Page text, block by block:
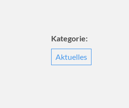
Kategorie:
Aktuelles